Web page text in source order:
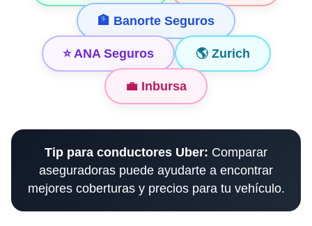
🏦 Banorte Seguros
⭐ ANA Seguros 🌎 Zurich
💼 Inbursa
Tip para conductores Uber: Comparar
aseguradoras puede ayudarte a encontrar
mejores coberturas y precios para tu vehículo.